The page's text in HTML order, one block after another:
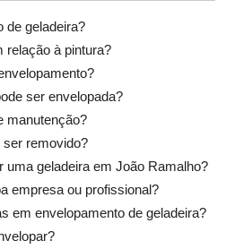
de geladeira?
relação à pintura?
ser envelopada?
manutenção?
ser removido?
uma geladeira em João Ramalho?
empresa ou profissional?
em envelopamento de geladeira?